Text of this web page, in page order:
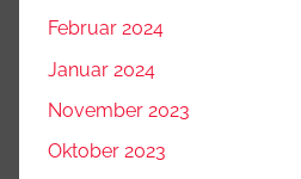
Februar 2024
Januar 2024
November 2023
Oktober 2023